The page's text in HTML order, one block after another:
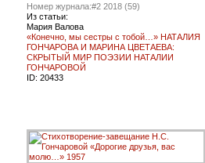
Номер журнала:#2 2018 (59)
Из статьи:
Мария Валова
«Конечно, мы сестры с тобой…» НАТАЛИЯ
ГОНЧАРОВА И МАРИНА ЦВЕТАЕВА:
СКРЫТЫЙ МИР ПОЭЗИИ НАТАЛИИ
ГОНЧАРОВОЙ
ID: 20433